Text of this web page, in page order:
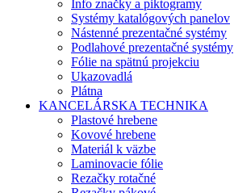
Info značky a piktogramy
Systémy katalógových panelov
Nástenné prezentačné systémy
Podlahové prezentačné systémy
Fólie na spätnú projekciu
Ukazovadlá
Plátna
KANCELÁRSKA TECHNIKA
Plastové hrebene
Kovové hrebene
Materiál k väzbe
Laminovacie fólie
Rezačky rotačné